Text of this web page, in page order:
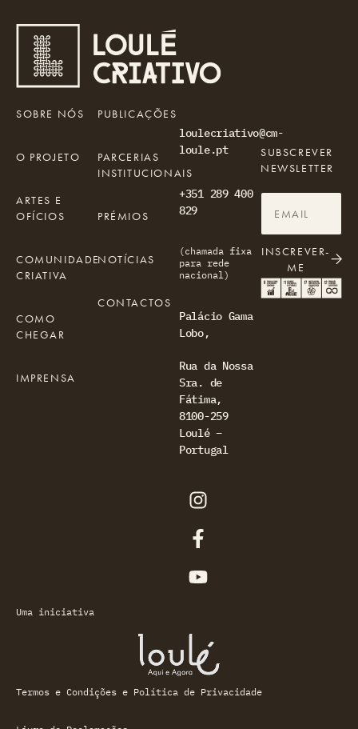
loulecriativo@cm-
loule.pt
+351 289 400
829
(chamada fixa
para rede
nacional)
Palácio Gama
Lobo,
Rua da Nossa
Sra. de
Fátima,
8100-259
Loulé –
Portugal
SOBRE NÓS
O PROJETO
ARTES E
OFÍCIOS
COMUNIDADE
CRIATIVA
COMO
CHEGAR
IMPRENSA
PUBLICAÇÕES
PARCERIAS
INSTITUCIONAIS
PRÉMIOS
NOTÍCIAS
CONTACTOS
SUBSCREVER
NEWSLETTER
INSCREVER-
ME
Uma iniciativa
Termos e Condições e Política de Privacidade